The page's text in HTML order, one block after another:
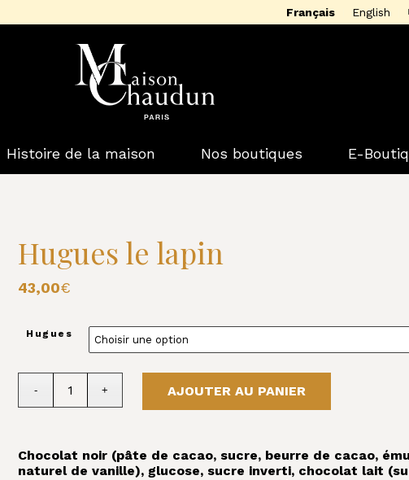
Français English
Histoire de la maison Nos boutiques E-
Hugues le lapin
43,00€
Hugues
AJOUTER AU PANIER
Chocolat noir (pâte de cacao, sucre, beurre de cacao,
naturel de vanille), glucose, sucre inverti, chocolat lait